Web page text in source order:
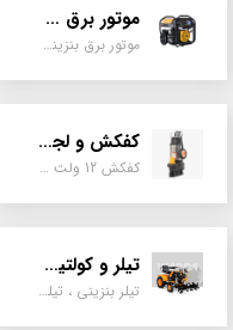
موتور برق و ژنراتور
موتور برق بنزینی، دیزلی ، گازی ، سه گانه سوز
کفکش و لجن کش
کفکش 12 ولت ، 220 ولت ، یک اینچ به بالا لجن کش کاتردار، لجن کش چدنی
تیلر و کولتیواتور
تیلر بنزینی ، تیلر دیزل، تیلر چهار چرخ، تیلر مزرعه و کشاورزی